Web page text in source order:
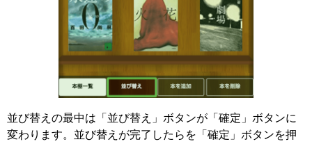
並び替えの最中は「並び替え」ボタンが「確定」ボタンに
変わります。並び替えが完了したらを「確定」ボタンを押